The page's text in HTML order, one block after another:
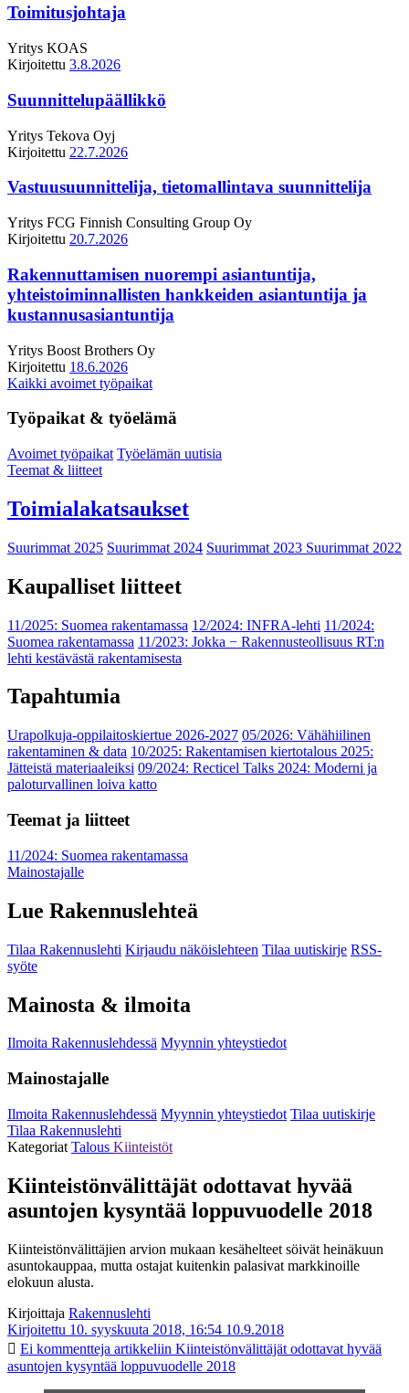
Toimitusjohtaja
Yritys KOAS
Kirjoitettu 3.8.2026
Suunnittelupäällikkö
Yritys Tekova Oyj
Kirjoitettu 22.7.2026
Vastuusuunnittelija, tietomallintava suunnittelija
Yritys FCG Finnish Consulting Group Oy
Kirjoitettu 20.7.2026
Rakennuttamisen nuorempi asiantuntija,
yhteistoiminnallisten hankkeiden asiantuntija ja
kustannusasiantuntija
Yritys Boost Brothers Oy
Kirjoitettu 18.6.2026
Kaikki avoimet työpaikat
Työpaikat & työelämä
Avoimet työpaikat Työelämän uutisia
Teemat & liitteet
Toimialakatsaukset
Suurimmat 2025 Suurimmat 2024 Suurimmat 2023 Suurimmat 2022
Kaupalliset liitteet
11/2025: Suomea rakentamassa 12/2024: INFRA-lehti 11/2024:
Suomea rakentamassa 11/2023: Jokka − Rakennusteollisuus RT:n
lehti kestävästä rakentamisesta
Tapahtumia
Urapolkuja-oppilaitoskiertue 2026-2027 05/2026: Vähähiilinen
rakentaminen & data 10/2025: Rakentamisen kiertotalous 2025:
Jätteistä materiaaleiksi 09/2024: Recticel Talks 2024: Moderni ja
paloturvallinen loiva katto
Teemat ja liitteet
11/2024: Suomea rakentamassa
Mainostajalle
Lue Rakennuslehteä
Tilaa Rakennuslehti Kirjaudu näköislehteen Tilaa uutiskirje RSS-
syöte
Mainosta & ilmoita
Ilmoita Rakennuslehdessä Myynnin yhteystiedot
Mainostajalle
Ilmoita Rakennuslehdessä Myynnin yhteystiedot Tilaa uutiskirje
Tilaa Rakennuslehti
Kategoriat Talous Kiinteistöt
Kiinteistönvälittäjät odottavat hyvää
asuntojen kysyntää loppuvuodelle 2018
Kiinteistönvälittäjien arvion mukaan kesähelteet söivät heinäkuun
asuntokauppaa, mutta ostajat kuitenkin palasivat markkinoille
elokuun alusta.
Kirjoittaja Rakennuslehti
Kirjoitettu 10. syyskuuta 2018, 16:54 10.9.2018
Ei kommentteja artikkeliin Kiinteistönvälittäjät odottavat hyvää
asuntojen kysyntää loppuvuodelle 2018